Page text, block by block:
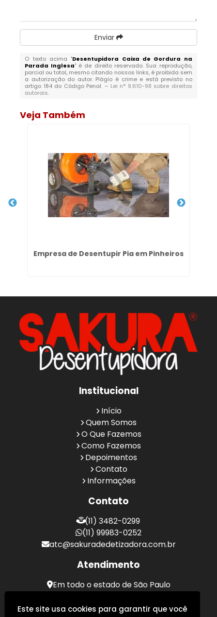
Enviar
O texto acima "Desentupidora Caixa de Gordura na
Parada Inglesa" é de direito reservado. Sua reprodução,
parcial ou total, mesmo citando nossos links, é proibida sem
a autorização do autor. Plágio é crime e está previsto no
artigo 184 do Código Penal. – Lei n° 9.610-98 sobre direitos
autorais.
Veja Também
Empresa de Desentupir Pia em Pinheiros
Institucional
Início
Quem Somos
O Que Fazemos
Como Fazemos
Depoimentos
Contato
Informações
Contato
(11) 3482-0299
(11) 99983-0252
atc@sakuradedetizadora.com.br
Atendimento
Em todo o estado de São Paulo
Este site usa cookies para garantir que você